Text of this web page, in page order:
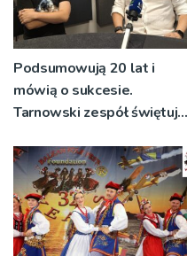
Podsumowują 20 lat i
mówią o sukcesie.
Tarnowski zespół świętuje
koncert